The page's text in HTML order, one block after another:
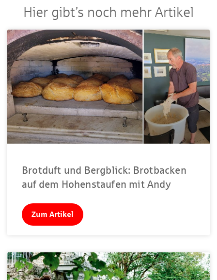
Hier gibt’s noch mehr Artikel
Brotduft und Bergblick: Brotbacken
auf dem Hohenstaufen mit Andy
Zum Artikel